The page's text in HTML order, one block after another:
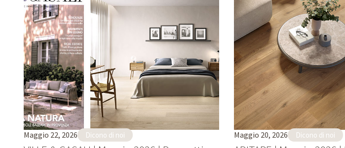
Maggio 22, 2026 Dicono di noi Maggio 20, 2026 Dicono di noi